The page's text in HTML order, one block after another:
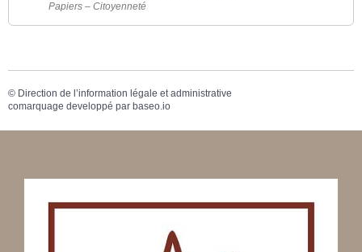
Papiers – Citoyenneté
© Direction de l’information légale et administrative
comarquage developpé par baseo.io